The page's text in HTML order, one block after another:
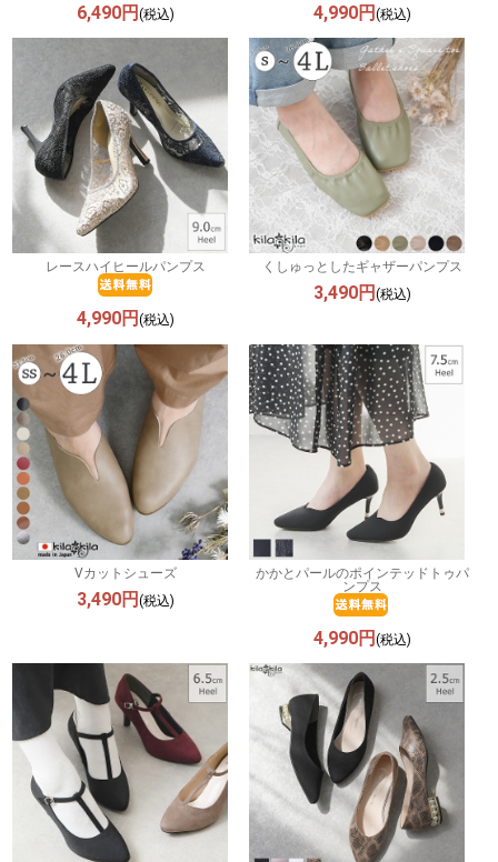
6,490円(税込) 4,990円 (税込)
レースハイヒールパンプス
4,990円(税込)
くしゅっとしたギャザーパンプス
3,490円 (税込)
Vカットシューズ
3,490円(税込)
かかとパールのポインテッドトゥパ
ンプス
4,990円 (税込)